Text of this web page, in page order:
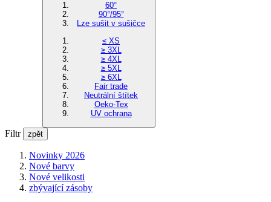
60°
90°/95°
Lze sušit v sušičce
≤ XS
≥ 3XL
≥ 4XL
≥ 5XL
≥ 6XL
Fair trade
Neutrální štítek
Oeko-Tex
UV ochrana
Filtr zpět
Novinky 2026
Nové barvy
Nové velikosti
zbývající zásoby